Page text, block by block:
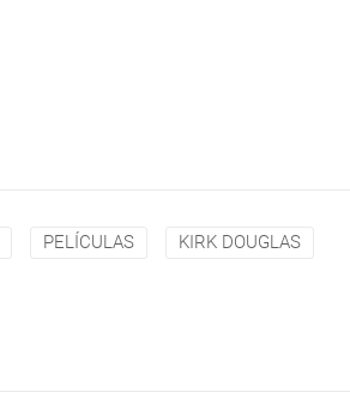
PELÍCULAS KIRK DOUGLAS